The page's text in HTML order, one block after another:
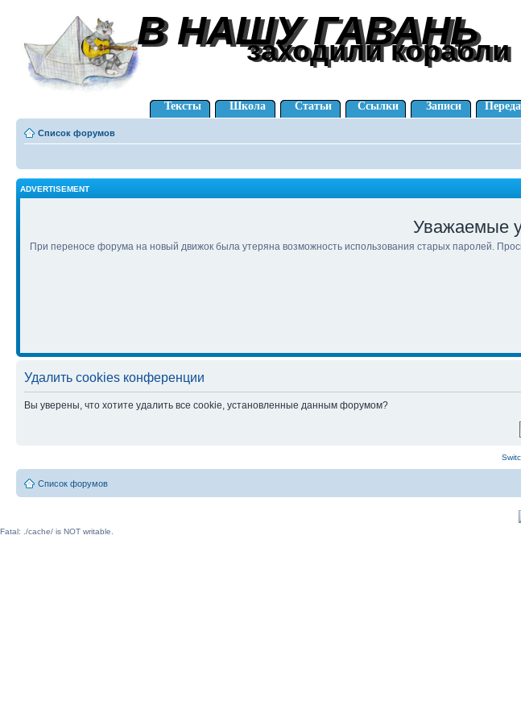
В НАШУ ГАВАНЬ
В НАШУ ГАВАНЬ
заходили корабли
заходили корабли
Тексты Школа Статьи Ссылки Записи
Список форумов
ADVERTISEMENT
Уважаемые
При переносе форума на новый движок была утеряна возможность использования старых паролей.
Удалить cookies конференции
Вы уверены, что хотите удалить все cookie, установленные данным форумом?
Список форумов
Fatal: ./cache/ is NOT writable.